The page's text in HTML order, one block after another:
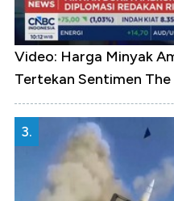
Video: Harga Minyak
Tertekan Sentimen The
3.